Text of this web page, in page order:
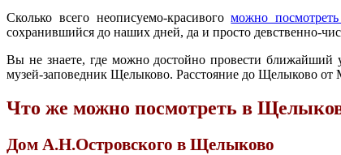
Сколько всего неописуемо-красивогоможно
сохранившийся до наших дней, да и просто девственно-
Вы не знаете, где можно достойно провести ближайший
музей-заповедник Щелыково. Расстояние до Щелыково
Что же можно посмотреть в
Дом А.Н.Островского в Щелыково